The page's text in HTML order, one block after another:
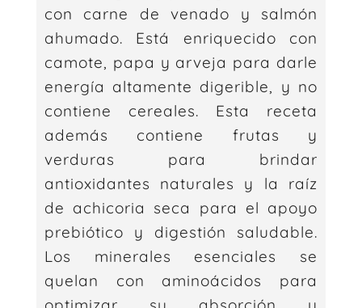
con carne de venado y salmón
ahumado. Está enriquecido con
camote, papa y arveja para darle
energía altamente digerible, y no
contiene cereales. Esta receta
además contiene frutas y
verduras para brindar
antioxidantes naturales y la raíz
de achicoria seca para el apoyo
prebiótico y digestión saludable.
Los minerales esenciales se
quelan con aminoácidos para